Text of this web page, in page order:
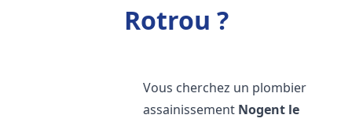
Rotrou ?
Vous cherchez un plombier
assainissement Nogent le